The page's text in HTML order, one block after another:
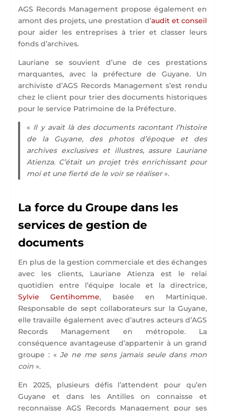
AGS Records Management propose également en
amont des projets, une prestation d’audit et conseil
pour aider les entreprises à trier et classer leurs
fonds d’archives.
Lauriane se souvient d’une de ces prestations
marquantes, avec la préfecture de Guyane. Un
archiviste d’AGS Records Management s’est rendu
chez le client pour trier des documents historiques
pour le service Patrimoine de la Préfecture.
« Il y avait là des documents racontant l’histoire
de la Guyane, des photos d’époque et des
archives exclusives et illustres, assure Lauriane
Atienza. C’était un projet très enrichissant pour
moi et une fierté de le voir se réaliser».
La force du Groupe dans les
services de gestion de
documents
En plus de la gestion commerciale et des échanges
avec les clients, Lauriane Atienza est le relai
quotidien entre l’équipe locale et la directrice,
Sylvie Gentihomme, basée en Martinique.
Responsable de sept collaborateurs sur la Guyane,
elle travaille également avec d’autres acteurs d’AGS
Records Management en métropole. La
conséquence avantageuse d’appartenir à un grand
groupe : «Je ne me sens jamais seule dans mon
coin».
En 2025, plusieurs défis l’attendent pour qu’en
Guyane et dans les Antilles on connaisse et
reconnaisse AGS Records Management pour ses